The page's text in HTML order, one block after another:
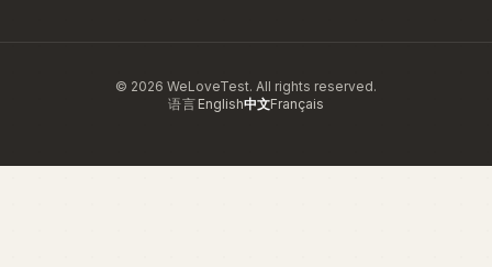
© 2026 WeLoveTest. All rights reserved.
语言 English中文Français